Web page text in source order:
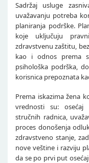
Sadržaj usluge
uvažavanju potreba
planiranja podrške.
koje uključuju
zdravstvenu zaštitu,
kao i odnos prema
psihološka podrška,
korisnica prepoznata
Prema iskazima žena
vrednosti su: osećaj
stručnih radnica,
proces donošenja
zdravstveno stanje,
nove veštine i razviju
da se po prvi put